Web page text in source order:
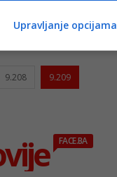
migranata
9.208 9.209
FACE.BA
Upravljanje opcijama